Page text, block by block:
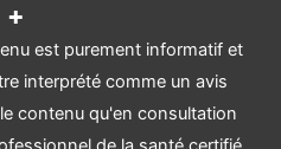
✚
est purement informatif et
interprété comme un avis
contenu qu'en consultation